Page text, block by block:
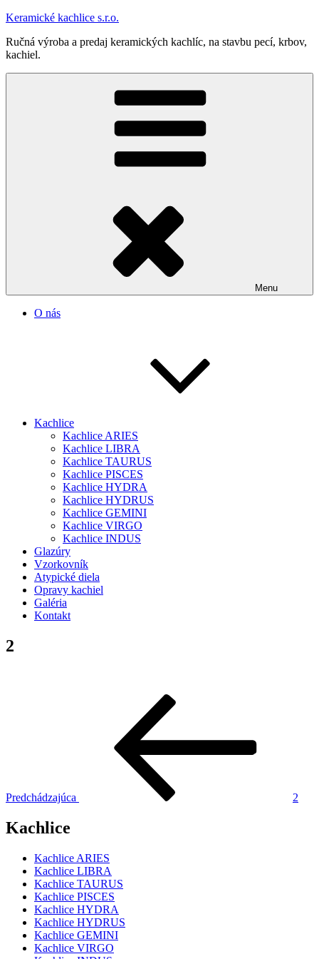
Prejsť
obsah
Keramické kachlice s.r.o.
Ručná výroba a predaj keramických kachlíc, na stavbu pecí, krbov,
kachiel.
Menu
O nás
Kachlice
Kachlice ARIES
Kachlice LIBRA
Kachlice TAURUS
Kachlice PISCES
Kachlice HYDRA
Kachlice HYDRUS
Kachlice GEMINI
Kachlice VIRGO
Kachlice INDUS
Glazúry
Vzorkovník
Atypické diela
Opravy kachiel
Galéria
Kontakt
2
Predchádzajúca 2
Kachlice
Kachlice ARIES
Kachlice LIBRA
Kachlice TAURUS
Kachlice PISCES
Kachlice HYDRA
Kachlice HYDRUS
Kachlice GEMINI
Kachlice VIRGO